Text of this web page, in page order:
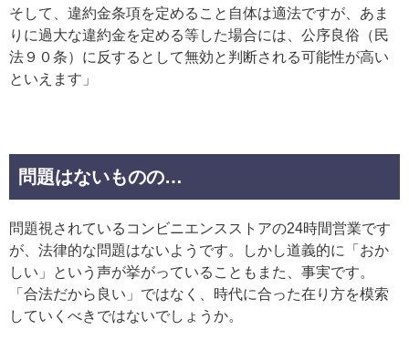
そして、違約金条項を定めること自体は適法ですが、あま
りに過大な違約金を定める等した場合には、公序良俗（民
法９０条）に反するとして無効と判断される可能性が高い
といえます」
問題はないものの…
問題視されているコンビニエンスストアの24時間営業です
が、法律的な問題はないようです。しかし道義的に「おか
しい」という声が挙がっていることもまた、事実です。
「合法だから良い」ではなく、時代に合った在り方を模索
していくべきではないでしょうか。